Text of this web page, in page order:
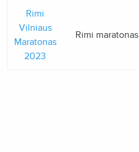
Rimi
Vilniaus
Maratonas
2023
Rimi maratonas